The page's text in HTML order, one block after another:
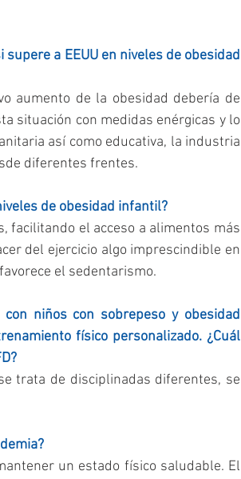
a EEUU en niveles de obesidad
aumento de la obesidad debería de
situación con medidas enérgicas y lo
así como educativa, la industria
diferentes frentes.
de obesidad infantil?
facilitando el acceso a alimentos más
del ejercicio algo imprescindible en
el sedentarismo.
niños con sobrepeso y obesidad
físico personalizado. ¿Cuál
trata de disciplinadas diferentes, se
un estado físico saludable. El